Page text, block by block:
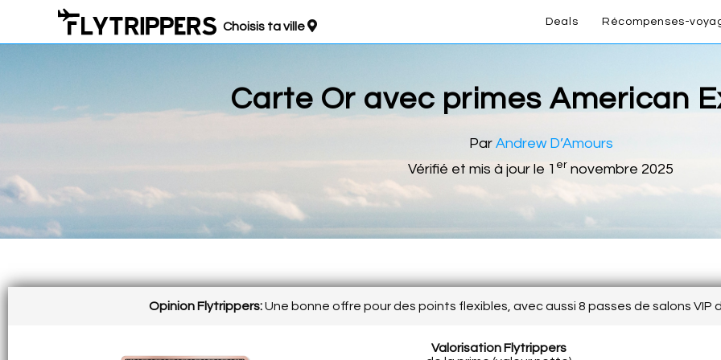
Choisis ta ville Deals Récompenses-
Carte Or avec primes American
Par Andrew D’Amours
Vérifié et mis à jour le 1 er novembre 2025
Opinion Flytrippers:Une bonne offre pour des points flexibles, avec aussi 8 passes de salons VIP
Valorisation Flytrippers